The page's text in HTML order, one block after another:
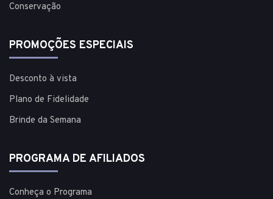
Conservação
PROMOÇÕES ESPECIAIS
Desconto à vista
Plano de Fidelidade
Brinde da Semana
PROGRAMA DE AFILIADOS
Conheça o Programa